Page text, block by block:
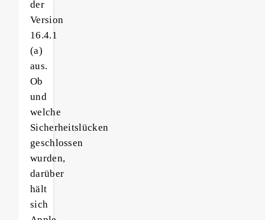
der
Version
16.4.1
(a)
aus.
Ob
und
welche
Sicherheitslücken
geschlossen
wurden,
darüber
hält
sich